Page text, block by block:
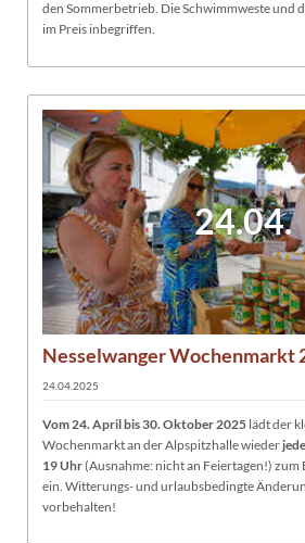
den Sommerbetrieb. Die Schwimmweste und
im Preis inbegriffen.
24.04.
Nesselwanger Wochenmarkt
24.04.2025
Vom 24. April bis30. Oktober 2025 lädt der
Wochenmarkt an der Alpspitzhalle wieder
19 Uhr(Ausnahme: nicht an Feiertagen!)
ein. Witterungs- und urlaubsbedingte
vorbehalten!